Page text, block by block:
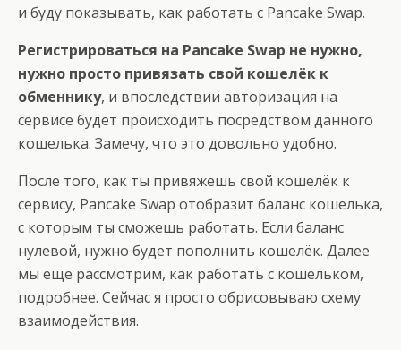
и буду показывать, как работать с Pancake Swap.
Регистрироваться на Pancake Swap не нужно,
нужно просто привязать свой кошелёк к
обменнику, и впоследствии авторизация на
сервисе будет происходить посредством данного
кошелька. Замечу, что это довольно удобно.
После того, как ты привяжешь свой кошелёк к
сервису, Pancake Swap отобразит баланс кошелька,
с которым ты сможешь работать. Если баланс
нулевой, нужно будет пополнить кошелёк. Далее
мы ещё рассмотрим, как работать с кошельком,
подробнее. Сейчас я просто обрисовываю схему
взаимодействия.